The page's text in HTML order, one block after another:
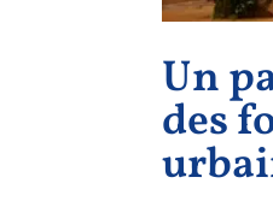
Un
des